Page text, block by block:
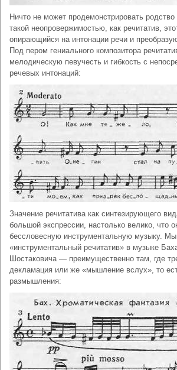
Ничто не может продемонстрировать
такой неопровержимостью, как речитатив,
опирающийся на интонации речи и
Под пером гениального композитора
мелодическую певучесть и гибкость с
речевых интонаций:
Значение речитатива как синтезирующего
большой экспрессии, настолько велико, что
бессловесную инструментальную музыку.
«инструментальный речитатив» в музыке
Шостаковича — преимущественно там, где
декламация или же «мышление вслух», то
размышления: